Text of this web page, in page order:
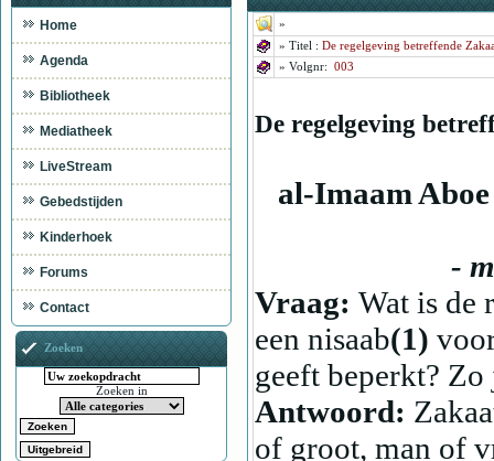
»
» Titel : De regelgeving betreffende
» Volgnr: 003
De regelgeving
al-Imaam
-
Vraag: Wat is de
een nisaab(1)
geeft beperkt?
Antwoord:
of groot, man of
Home
Agenda
Bibliotheek
Mediatheek
LiveStream
Gebedstijden
Kinderhoek
Forums
Contact
Zoeken
Zoeken in